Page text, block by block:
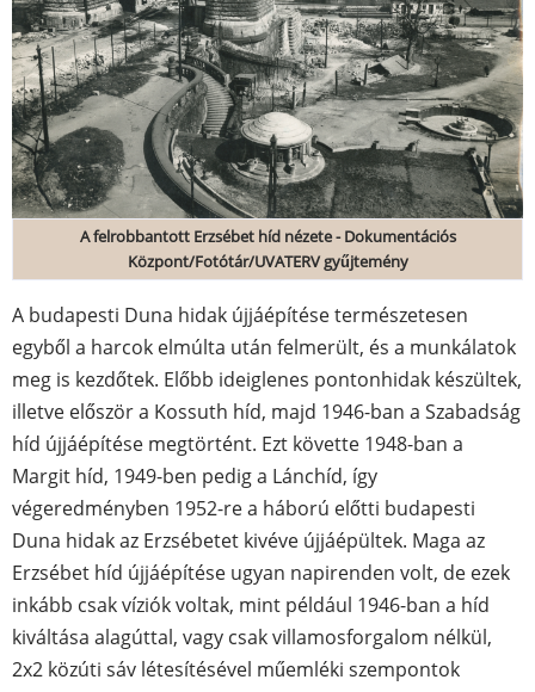
A felrobbantott Erzsébet híd nézete - Dokumentációs
Központ/Fotótár/UVATERV gyűjtemény
A budapesti Duna hidak újjáépítése természetesen
egyből a harcok elmúlta után felmerült, és a munkálatok
meg is kezdőtek. Előbb ideiglenes pontonhidak készültek,
illetve először a Kossuth híd, majd 1946-ban a Szabadság
híd újjáépítése megtörtént. Ezt követte 1948-ban a
Margit híd, 1949-ben pedig a Lánchíd, így
végeredményben 1952-re a háború előtti budapesti
Duna hidak az Erzsébetet kivéve újjáépültek. Maga az
Erzsébet híd újjáépítése ugyan napirenden volt, de ezek
inkább csak víziók voltak, mint például 1946-ban a híd
kiváltása alagúttal, vagy csak villamosforgalom nélkül,
2x2 közúti sáv létesítésével műemléki szempontok